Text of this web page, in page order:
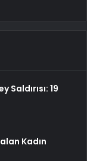
Saldırısı: 19
Kadın